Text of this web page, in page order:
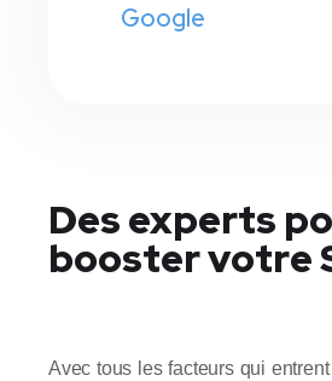
Google
Des experts
booster votre
Avec tous les facteurs qui